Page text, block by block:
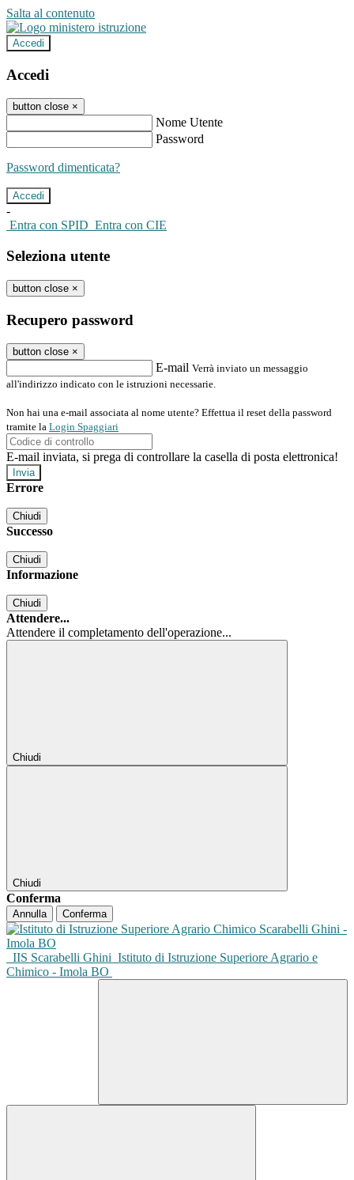
Salta al contenuto
Accedi
Accedi
button close ×
Nome Utente
Password
Password dimenticata?
-
Entra con SPID Entra con CIE
Seleziona utente
button close ×
Recupero password
button close ×
E-mail Verrà inviato un messaggio
all'indirizzo indicato con le istruzioni necessarie.
Non hai una e-mail associata al nome utente? Effettua il reset della password
tramite la Login Spaggiari
E-mail inviata, si prega di controllare la casella di posta elettronica!
Errore
Chiudi
Successo
Chiudi
Informazione
Chiudi
Attendere...
Attendere il completamento dell'operazione...
Chiudi
Chiudi
Conferma
Annulla Conferma
IIS Scarabelli Ghini Istituto di Istruzione Superiore Agrario e
Chimico - Imola BO